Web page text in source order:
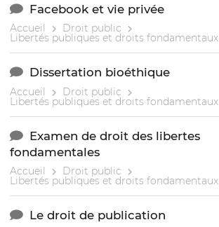
Facebook et vie privée
Accueil Droit public
Libertés publiques et droits fondamentaux
Dissertation bioéthique
Accueil Droit public
Libertés publiques et droits fondamentaux
Examen de droit des libertes
fondamentales
Accueil Droit public
Libertés publiques et droits fondamentaux
Le droit de publication